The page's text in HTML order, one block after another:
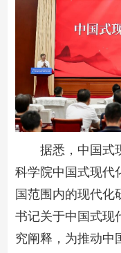
据悉，中国式现
科学院中国式现代
国范围内的现代化
书记关于中国式现
究阐释，为推动中